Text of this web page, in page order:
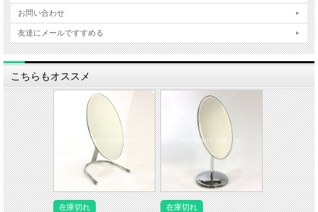
お問い合わせ
友達にメールですすめる
こちらもオススメ
在庫切れ 在庫切れ